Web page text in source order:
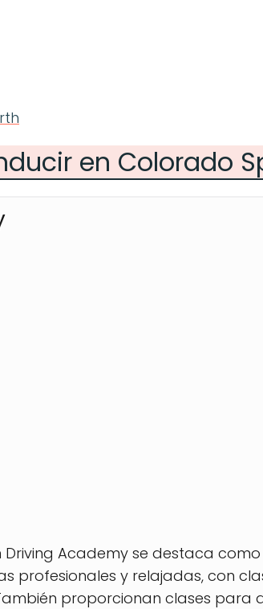
en Colorado
Academy se destaca
profesionales y relajadas, con
proporcionan clases para